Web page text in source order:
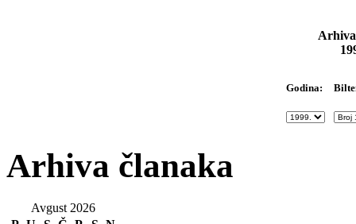
Godina:
Arhiva članaka
Avgust 2026